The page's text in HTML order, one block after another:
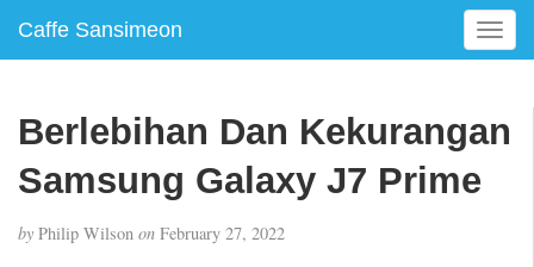
Caffe Sansimeon
T
o
l
Berlebihan Dan Kekurangan
Samsung Galaxy J7 Prime
by Philip Wilson on February 27, 2022